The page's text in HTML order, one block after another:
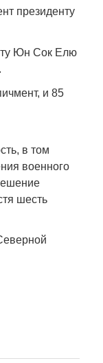
президенту
Юн Сок Елю
и 85
в том
военного
шесть
в Жанаозене.
с